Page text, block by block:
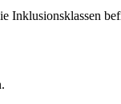
Inklusionsklassen